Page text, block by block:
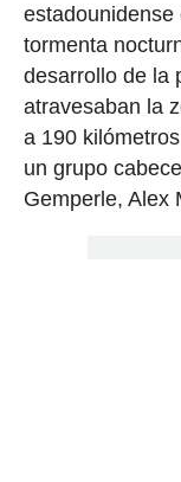
estadounidense
tormenta
desarrollo de la
atravesaban la
a 190
un grupo
Gemperle, Alex